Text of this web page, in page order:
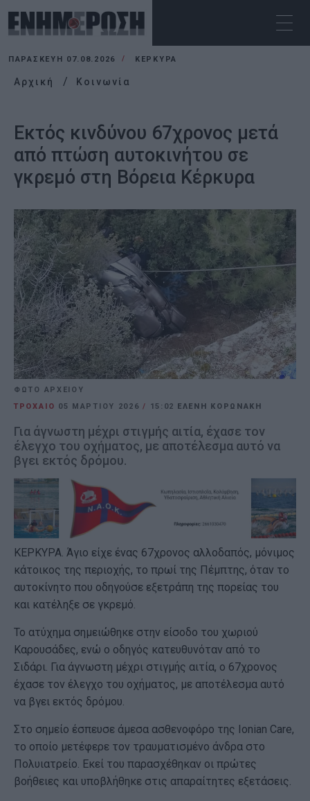
ΠΑΡΑΣΚΕΥΉ 07.08.2026 ΚΕΡΚΥΡΑ
Αρχική Κοινωνία
Εκτός κινδύνου 67χρονος μετά
από πτώση αυτοκινήτου σε
γκρεμό στη Βόρεια Κέρκυρα
ΦΩΤΟ ΑΡΧΕΙΟΥ
ΤΡΟΧΑΙΟ 05 ΜΑΡΤΊΟΥ 2026/ 15:02 ΕΛΕΝΗ ΚΟΡΩΝΑΚΗ
Για άγνωστη μέχρι στιγμής αιτία, έχασε τον
έλεγχο του οχήματος, με αποτέλεσμα αυτό να
βγει εκτός δρόμου.
ΚΕΡΚΥΡΑ. Άγιο είχε ένας 67χρονος αλλοδαπός, μόνιμος
κάτοικος της περιοχής, το πρωί της Πέμπτης, όταν το
αυτοκίνητο που οδηγούσε εξετράπη της πορείας του
και κατέληξε σε γκρεμό.
Το ατύχημα σημειώθηκε στην είσοδο του χωριού
Καρουσάδες, ενώ ο οδηγός κατευθυνόταν από το
Σιδάρι. Για άγνωστη μέχρι στιγμής αιτία, ο 67χρονος
έχασε τον έλεγχο του οχήματος, με αποτέλεσμα αυτό
να βγει εκτός δρόμου.
Στο σημείο έσπευσε άμεσα ασθενοφόρο της Ionian Care,
το οποίο μετέφερε τον τραυματισμένο άνδρα στο
Πολυιατρείο. Εκεί του παρασχέθηκαν οι πρώτες
βοήθειες και υποβλήθηκε στις απαραίτητες εξετάσεις.